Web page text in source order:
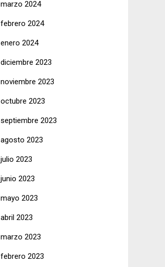
marzo 2024
febrero 2024
enero 2024
diciembre 2023
noviembre 2023
octubre 2023
septiembre 2023
agosto 2023
julio 2023
junio 2023
mayo 2023
abril 2023
marzo 2023
febrero 2023